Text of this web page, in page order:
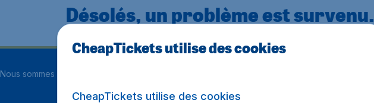
Désolés, un problème est survenu.
Nous sommes notés
CheapTickets utilise des cookies
CheapTickets utilise des cookies